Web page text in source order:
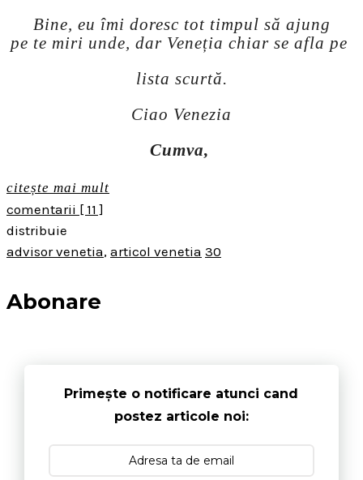
Bine, eu îmi doresc tot timpul să ajung
pe te miri unde, dar Veneția chiar se afla pe
lista scurtă.
Ciao Venezia
Cumva,
citește mai mult
comentarii [ 11 ]
distribuie
advisor venetia, articol venetia 30
Abonare
Primește o notificare atunci cand
postez articole noi: